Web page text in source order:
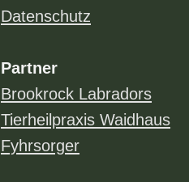
Datenschutz
Partner
Brookrock Labradors
Tierheilpraxis Waidhaus
Fyhrsorger